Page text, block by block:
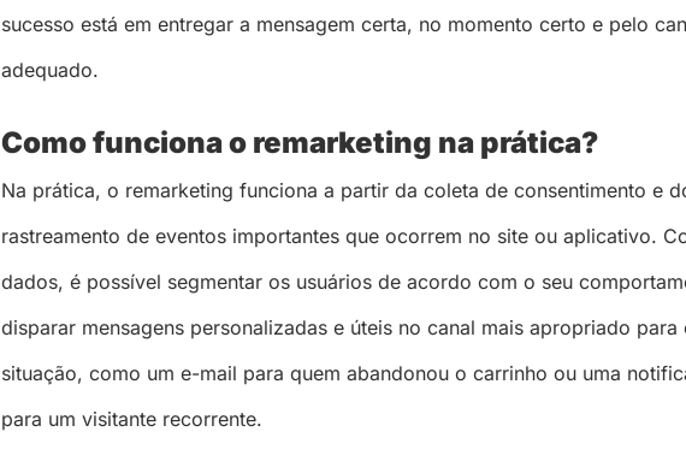
sucesso está em entregar a mensagem certa, no momento certo e pelo
adequado.
Como funciona o remarketing na prática?
Na prática, o remarketing funciona a partir da coleta de consentimento e
rastreamento de eventos importantes que ocorrem no site ou aplicativo.
dados, é possível segmentar os usuários de acordo com o seu
disparar mensagens personalizadas e úteis no canal mais apropriado para
situação, como um e-mail para quem abandonou o carrinho ou uma
para um visitante recorrente.